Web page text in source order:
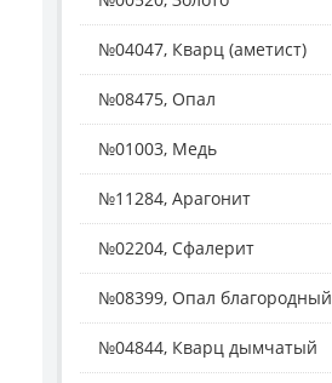
№04047, Кварц (аметист)
№08475, Опал
№01003, Медь
№11284, Арагонит
№02204, Сфалерит
№08399, Опал благородный
№04844, Кварц дымчатый